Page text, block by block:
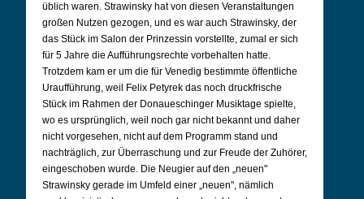
üblich waren. Strawinsky hat von diesen Veranstaltungen
großen Nutzen gezogen, und es war auch Strawinsky, der
das Stück im Salon der Prinzessin vorstellte, zumal er sich
für 5 Jahre die Aufführungsrechte vorbehalten hatte.
Trotzdem kam er um die für Venedig bestimmte öffentliche
Uraufführung, weil Felix Petyrek das noch druckfrische
Stück im Rahmen der Donaueschinger Musiktage spielte,
wo es ursprünglich, weil noch gar nicht bekannt und daher
nicht vorgesehen, nicht auf dem Programm stand und
nachträglich, zur Überraschung und zur Freude der Zuhörer,
eingeschoben wurde. Die Neugier auf den „neuen"
Strawinsky gerade im Umfeld einer „neuen", nämlich